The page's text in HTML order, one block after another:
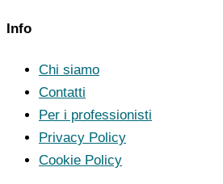
Info
Chi siamo
Contatti
Per i professionisti
Privacy Policy
Cookie Policy